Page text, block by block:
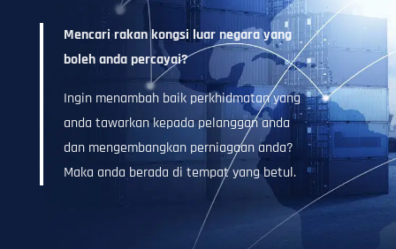
Mencari rakan kongsi luar negara yang
boleh anda percayai?
Ingin menambah baik perkhidmatan yang
anda tawarkan kepada pelanggan anda
dan mengembangkan perniagaan anda?
Maka anda berada di tempat yang betul.